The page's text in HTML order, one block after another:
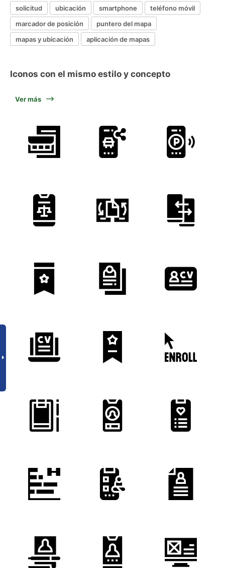
solicitud ubicación smartphone
teléfono móvil
marcador de posición
puntero del mapa
mapas y ubicación
aplicación de mapas
Iconos con el mismo estilo y concepto
Ver más